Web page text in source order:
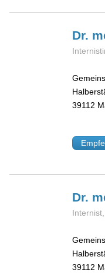
Dr.
39112
Dr.
39112